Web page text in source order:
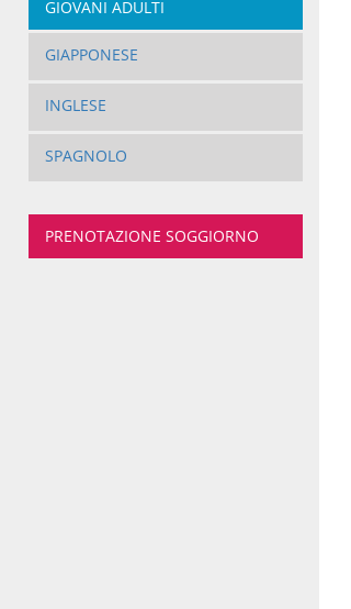
GIOVANI ADULTI
GIAPPONESE
INGLESE
SPAGNOLO
PRENOTAZIONE SOGGIORNO